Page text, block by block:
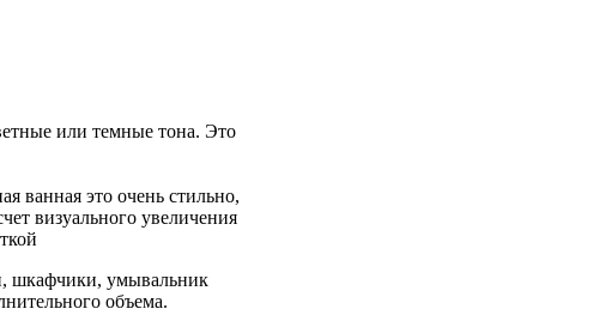
или темные тона. Это
ванная это очень стильно,
визуального увеличения
шкафчики, умывальник
объема.